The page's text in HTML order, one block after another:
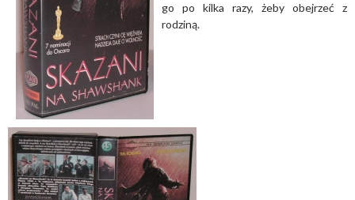
go po kilka razy, żeby obejrzeć z
rodziną.